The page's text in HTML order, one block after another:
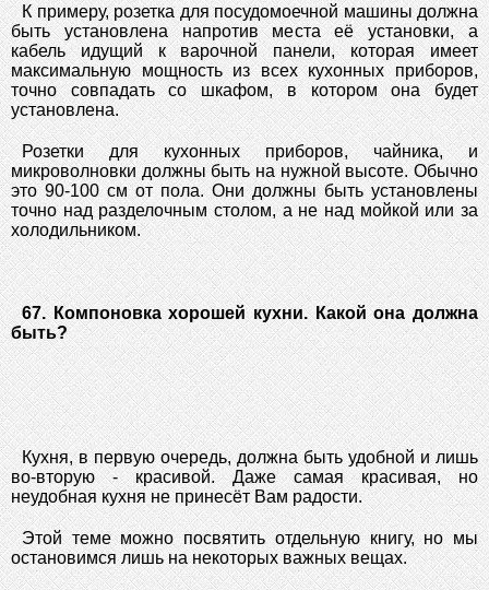
К примеру, розетка для посудомоечной машины должна
быть установлена напротив места её установки, а
кабель идущий к варочной панели, которая имеет
максимальную мощность из всех кухонных приборов,
точно совпадать со шкафом, в котором она будет
установлена.
Розетки для кухонных приборов, чайника, и
микроволновки должны быть на нужной высоте. Обычно
это 90-100 см от пола. Они должны быть установлены
точно над разделочным столом, а не над мойкой или за
холодильником.
67. Компоновка хорошей кухни. Какой она должна
быть?
Кухня, в первую очередь, должна быть удобной и лишь
во-вторую - красивой. Даже самая красивая, но
неудобная кухня не принесёт Вам радости.
Этой теме можно посвятить отдельную книгу, но мы
остановимся лишь на некоторых важных вещах.